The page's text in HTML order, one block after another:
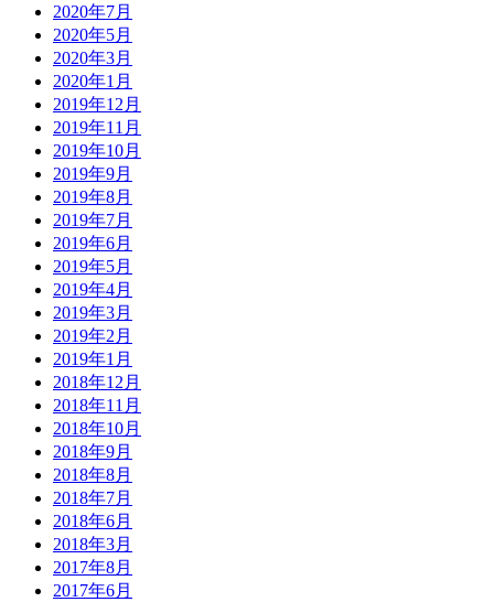
2020年7月
2020年5月
2020年3月
2020年1月
2019年12月
2019年11月
2019年10月
2019年9月
2019年8月
2019年7月
2019年6月
2019年5月
2019年4月
2019年3月
2019年2月
2019年1月
2018年12月
2018年11月
2018年10月
2018年9月
2018年8月
2018年7月
2018年6月
2018年3月
2017年8月
2017年6月